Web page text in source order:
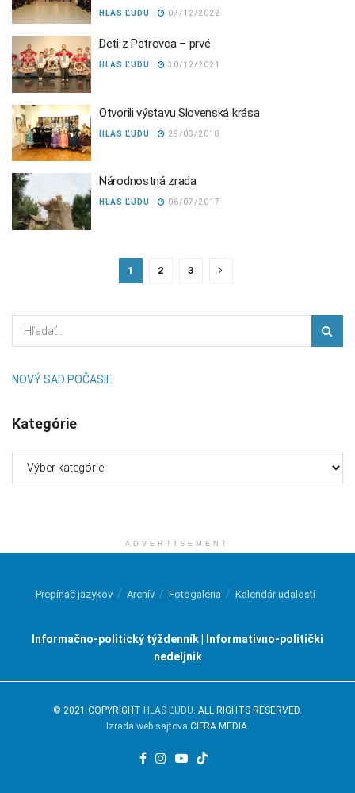
HLAS ĽUDU 07/12/2022
Deti z Petrovca – prvé
HLAS ĽUDU 30/12/2021
Otvorili výstavu Slovenská krása
HLAS ĽUDU 29/08/2018
Národnostná zrada
HLAS ĽUDU 06/07/2017
1 2 3
NOVÝ SAD POČASIE
Kategórie
ADVERTISEMENT
Prepínač jazykov Archív Fotogaléria Kalendár udalostí
Informačno-politický týždenník | Informativno-politički
nedeljnik
© 2021 COPYRIGHT HLAS ĽUDU . ALL RIGHTS RESERVED.
Izrada web sajtova CIFRA MEDIA.